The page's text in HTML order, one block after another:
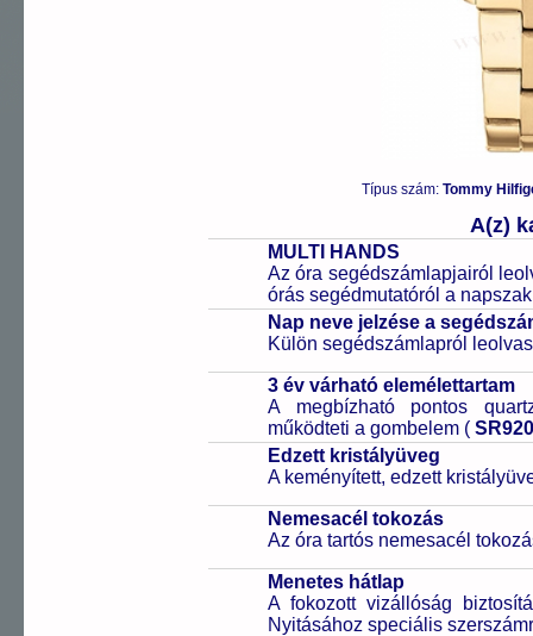
Típus szám: Tommy
A(z)
MULTI HANDS
Az óra segédszámlapjairól
órás segédmutatóról a
Nap neve jelzése a
Külön segédszámlapról
3 év várható elemélettartam
A megbízható pontos
működteti a gombelem (
Edzett kristályüveg
A keményített, edzett
Nemesacél tokozás
Az óra tartós nemesacél
Menetes hátlap
A fokozott vizállóság
Nyitásához speciális